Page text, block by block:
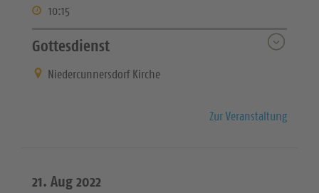
10:15
Gottesdienst
Niedercunnersdorf Kirche
Zur Veranstaltung
21. Aug 2022